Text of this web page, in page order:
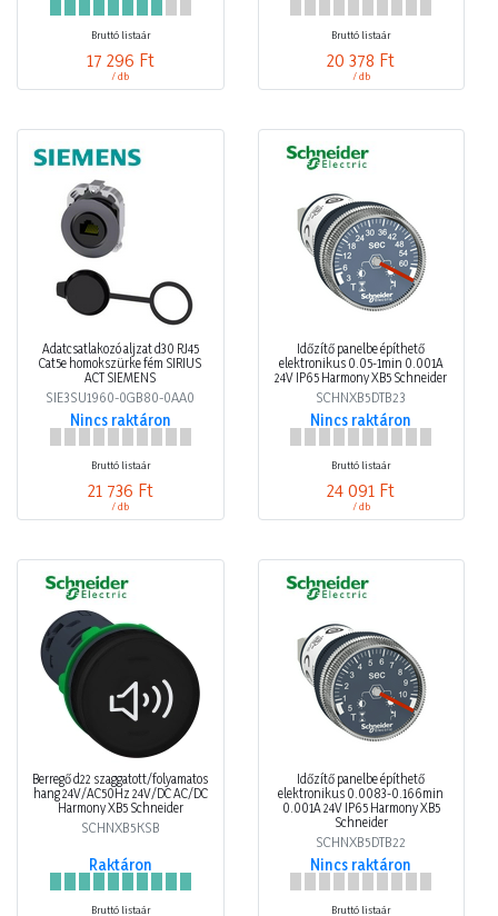
Bruttó listaár
17 296 Ft
/ db
Bruttó listaár
20 378 Ft
/ db
Adatcsatlakozó aljzat d30 RJ45
Cat5e homokszürke fém SIRIUS
ACT SIEMENS
SIE3SU1960-0GB80-0AA0
Nincs raktáron
Bruttó listaár
21 736 Ft
/ db
Időzítő panelbe építhető
elektronikus 0.05-1min 0.001A
24V IP65 Harmony XB5 Schneider
SCHNXB5DTB23
Nincs raktáron
Bruttó listaár
24 091 Ft
/ db
Berregő d22 szaggatott/folyamatos
hang 24V/AC50Hz 24V/DC AC/DC
Harmony XB5 Schneider
SCHNXB5KSB
Raktáron
Bruttó listaár
Időzítő panelbe építhető
elektronikus 0.0083-0.166min
0.001A 24V IP65 Harmony XB5
Schneider
SCHNXB5DTB22
Nincs raktáron
Bruttó listaár